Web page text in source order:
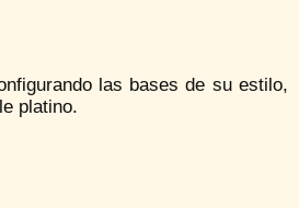
las bases de su estilo,
platino.